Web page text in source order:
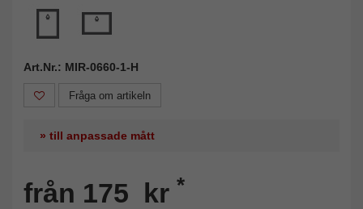
Art.Nr.: MIR-0660-1-H
Fråga om artikeln
» till anpassade mått
från 175 kr *